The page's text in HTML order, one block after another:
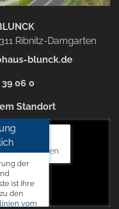
Ribnitz-Damgarten
blunck.de
06 0
Standort
Damgarten
der
ist Ihre
den
vom